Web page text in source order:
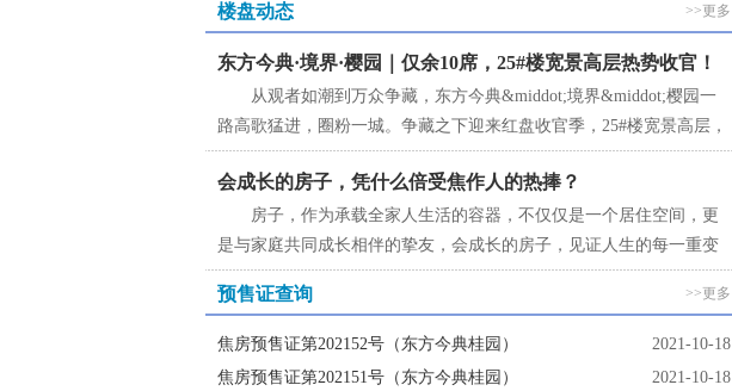
楼盘动态 >>更多
东方今典·境界·樱园｜仅余10席，25#楼宽景高层热势收官！
从观者如潮到万众争藏，东方今典&middot;境界&middot;樱园一
路高歌猛进，圈粉一城。争藏之下迎来红盘收官季，25#楼宽景高层，
当红收官，致谢一城厚爱，清盘钜惠54XX元/㎡起，仅余10席，首
会成长的房子，凭什么倍受焦作人的热捧？
房子，作为承载全家人生活的容器，不仅仅是一个居住空间，更
是与家庭共同成长相伴的挚友，会成长的房子，见证人生的每一重变
化。一个好的户型，能见证与陪伴人生每一
预售证查询 >>更多
2021-10-18
焦房预售证第202152号（东方今典桂园）
2021-10-18
焦房预售证第202151号（东方今典桂园）